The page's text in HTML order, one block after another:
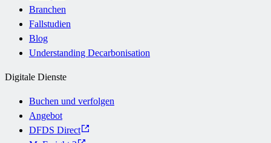
Branchen
Fallstudien
Blog
Understanding Decarbonisation
Digitale Dienste
Buchen und verfolgen
Angebot
DFDS Direct